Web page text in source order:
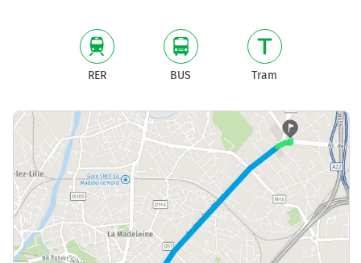
RER BUS Tram